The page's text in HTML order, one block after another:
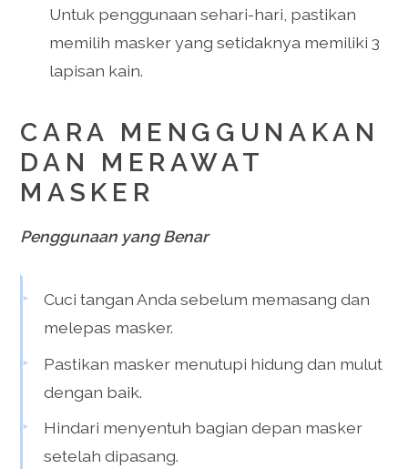
Untuk penggunaan sehari-hari, pastikan
memilih masker yang setidaknya memiliki 3
lapisan kain.
CARA MENGGUNAKAN
DAN MERAWAT
MASKER
Penggunaan yang Benar
Cuci tangan Anda sebelum memasang dan
melepas masker.
Pastikan masker menutupi hidung dan mulut
dengan baik.
Hindari menyentuh bagian depan masker
setelah dipasang.